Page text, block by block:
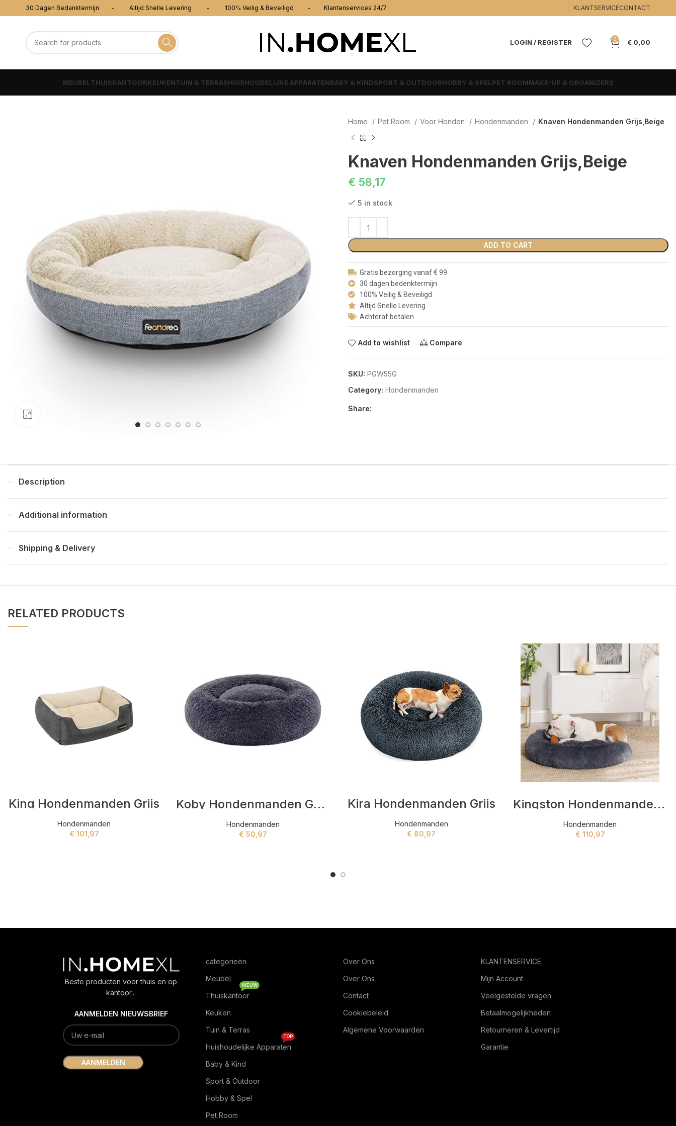
30 Dagen Bedanktermijn - Altijd Snelle Levering - 100% Veilig & Beveiligd - Klantenservices 24/7 KLANTSERVICECONTACT
LOGIN / REGISTER 0 € 0,00
MEUBEL THUISKANTOORKEUKENTUIN & TERRASHUISHOUDELIJKE APPARATENBABY & KINDSPORT & OUTDOORHOBBY & SPEL PET ROOMMAKE-UP & ORGANIZERS
Home Pet Room Voor Honden Hondenmanden Knaven Hondenmanden Grijs,Beige
Knaven Hondenmanden Grijs,Beige
€ 58,17
5 in stock
ADD TO CART
Gratis bezorging vanaf € 99
30 dagen bedenktermijn
100% Veilig & Beveiligd
Altijd Snelle Levering
Achteraf betalen
Add to wishlist Compare
SKU: PGW55G
Category: Hondenmanden
Share:
Description
Additional information
Shipping & Delivery
RELATED PRODUCTS
King Hondenmanden Grijs
Hondenmanden
€ 101,97
Koby Hondenmanden Grijs
Hondenmanden
€ 50,97
Kira Hondenmanden Grijs
Hondenmanden
€ 80,97
Kingston Hondenmanden Grijs
Hondenmanden
€ 110,97
Beste producten voor thuis en op
kantoor...
AANMELDEN NIEUWSBRIEF
categorieën
Meubel
Thuiskantoor
NIEUW
Keuken
Tuin & Terras
Huishoudelijke Apparaten
TOP
Baby & Kind
Sport & Outdoor
Hobby & Spel
Pet Room
Over Ons
Over Ons
Contact
Cookiebeleid
Algemene Voorwaarden
KLANTENSERVICE
Mijn Account
Veelgestelde vragen
Betaalmogelijkheden
Retourneren & Levertijd
Garantie